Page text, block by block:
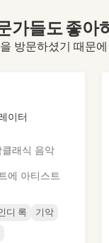
가들도 좋아
방문하셨기 때문에
이터
클래식 음악
에 아티스트
디 록
기악